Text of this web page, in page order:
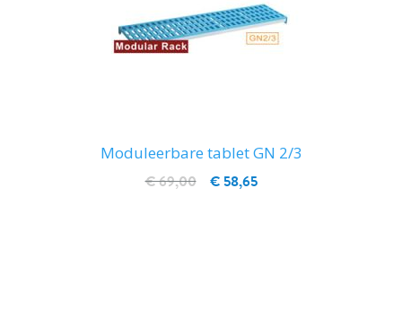
Moduleerbare tablet GN 2/3
€ 58,65
€ 69,00